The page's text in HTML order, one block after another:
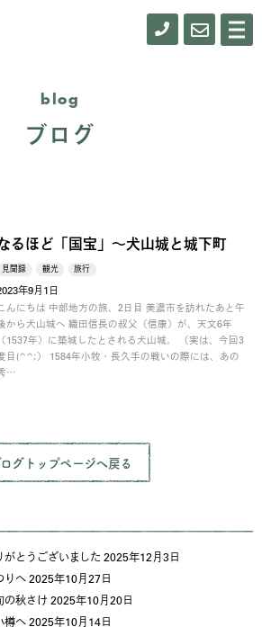
メ
ニ
0155- お
blog
ブログ
るほど「国宝」～犬山城と城下町
見聞録 観光 旅行
年9月1日
んにちは 中部地方の旅、2日目 美濃市を訪れたあと午
から犬山城へ 織田信長の叔父（信康）が、天文6年
（1537年）に築城したとされる犬山城。 （実は、今回3
目(^^;） 1584年小牧・長久手の戦いの際には、あの
…
グトップページへ戻る
とうございました 2025年12月3日
りへ2025年10月27日
の秋さけ2025年10月20日
樽へ2025年10月14日